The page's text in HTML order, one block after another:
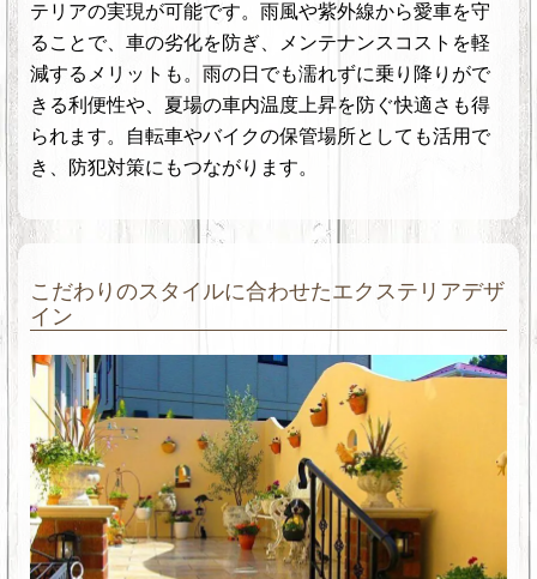
テリアの実現が可能です。雨風や紫外線から愛車を守
ることで、車の劣化を防ぎ、メンテナンスコストを軽
減するメリットも。雨の日でも濡れずに乗り降りがで
きる利便性や、夏場の車内温度上昇を防ぐ快適さも得
られます。自転車やバイクの保管場所としても活用で
き、防犯対策にもつながります。
こだわりのスタイルに合わせたエクステリアデザ
イン